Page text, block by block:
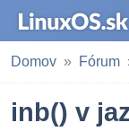
Domov Fórum
inb() v